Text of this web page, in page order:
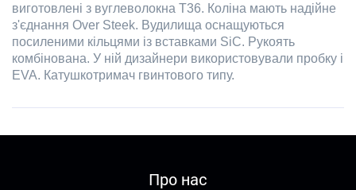
виготовлені з вуглеволокна Т36. Коліна мають надійне
з'єднання Over Steek. Вудилища оснащуються
посиленими кільцями із вставками SiC. Рукоять
комбінована. У ній дизайнери використовували пробку і
EVA. Катушкотримач гвинтового типу.
Про нас